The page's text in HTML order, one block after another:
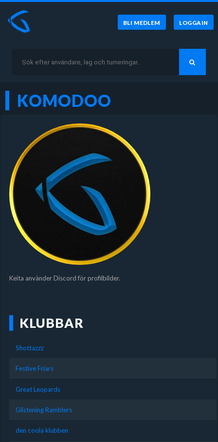
BLI MEDLEM LOGGA IN
KOMODOO
Keita använder Discord för profilbilder.
KLUBBAR
Shottazzz
Festive Friars
Great Leopards
Glistening Ramblers
den coola klubben